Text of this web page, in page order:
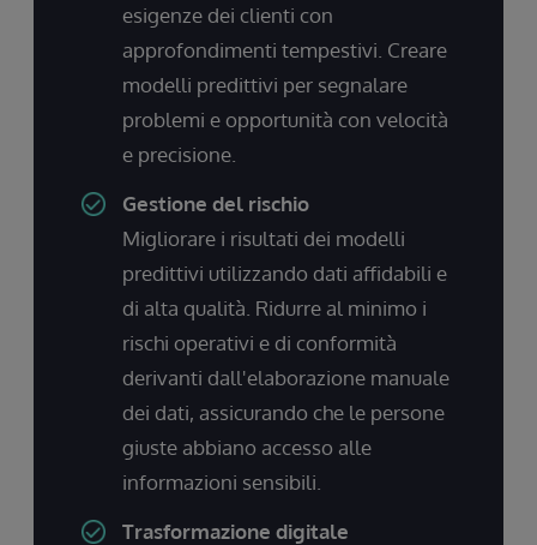
esigenze dei clienti con
approfondimenti tempestivi. Creare
modelli predittivi per segnalare
problemi e opportunità con velocità
e precisione.
Gestione del rischio
Migliorare i risultati dei modelli
predittivi utilizzando dati affidabili e
di alta qualità. Ridurre al minimo i
rischi operativi e di conformità
derivanti dall'elaborazione manuale
dei dati, assicurando che le persone
giuste abbiano accesso alle
informazioni sensibili.
Trasformazione digitale